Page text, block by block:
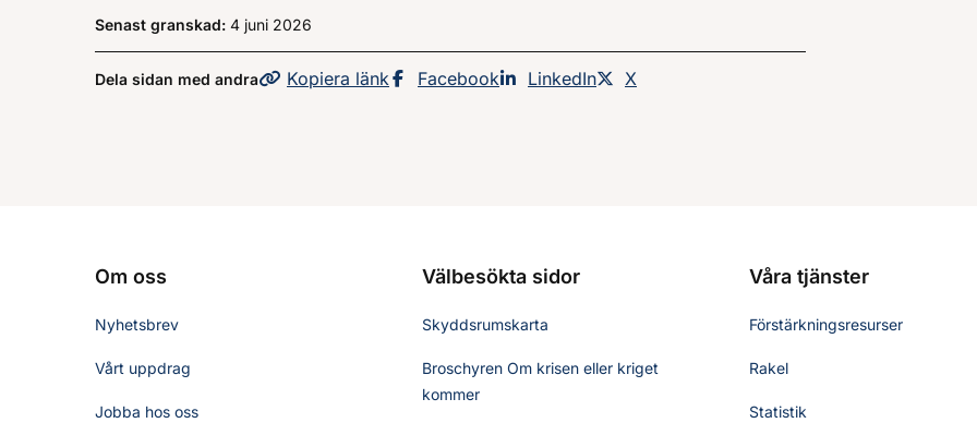
Senast granskad: 4 juni 2026
Dela sidan med andra Kopiera sidans
länk Dela sidan på
Facebook Dela sidan på
LinkedIn Dela sidan på
X
Om oss
Nyhetsbrev
Vårt uppdrag
Jobba hos oss
Välbesökta sidor
Skyddsrumskarta
Broschyren Om krisen eller kriget
kommer
Våra tjänster
Förstärkningsresurser
Rakel
Statistik